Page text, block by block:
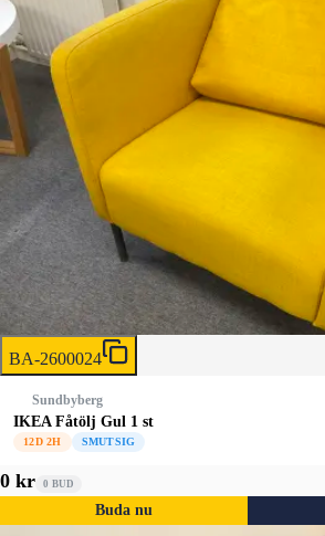
BA-2600024
Sundbyberg
IKEA Fåtölj Gul 1 st
12D 2H SMUTSIG
0 kr 0 BUD
Buda nu